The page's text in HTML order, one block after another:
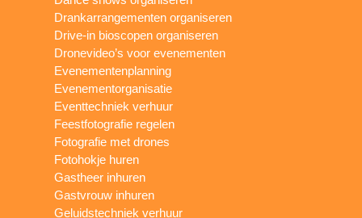
Drankarrangementen organiseren
Drive-in bioscopen organiseren
Dronevideo’s voor evenementen
Evenementenplanning
Evenementorganisatie
Eventtechniek verhuur
Feestfotografie regelen
Fotografie met drones
Fotohokje huren
Gastheer inhuren
Gastvrouw inhuren
Geluidstechniek verhuur